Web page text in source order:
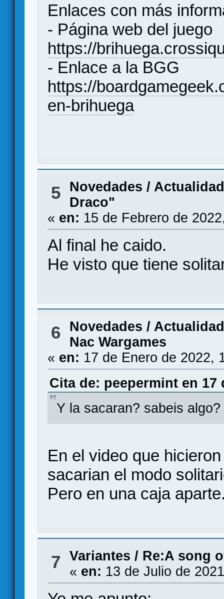
Enlaces con más
- Página web del juego
https://
- Enlace a la BGG
https://
en-brihuega
5
Novedades / Actualidad
Draco"
« en: 15 de Febrero de
Al final he caido.
He visto que tiene
6
Novedades / Actualidad
Nac Wargames
« en: 17 de Enero de 2022,
Cita de: peepermint en 17
Y la sacaran? sabeis algo?
En el video que
sacarian el modo
Pero en una caja
7 Variantes / Re:A song
« en: 13 de Julio de